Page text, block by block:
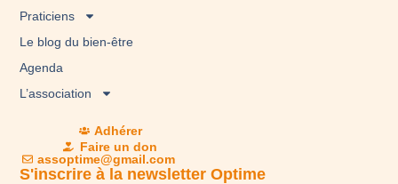
Praticiens
Le blog du bien-être
Agenda
L’association
Adhérer
Faire un don
assoptime@gmail.com
S'inscrire à la newsletter Optime